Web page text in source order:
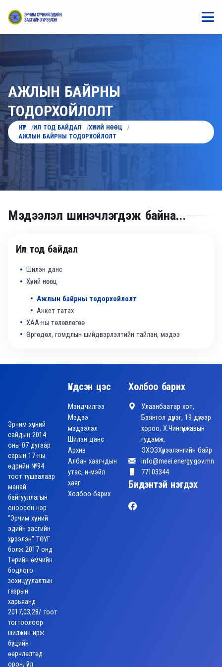
АЖЛЫН БАЙРНЫ
ТОДОРХОЙЛОЛТ
НҮҮР ИЛ ТОД БАЙДАЛ
ХҮНИЙ НӨӨЦ
АЖЛЫН БАЙРНЫ ТОДОРХОЙЛОЛТ
Мэдээлэл шинэчлэгдэж байна...
Ил тод байдал
Шилэн данс
Хүний нөөц
Ажлын байрны тодорхойлолт
Анкет татах
ХАА-ны төлөвлөгөө
Өргөдөл, гомдлын шийдвэрлэлтийн тайлан, мэдээ
Эрчим хүчний
сайдын 2014
оны 07 дугаар
сарын 17-ны
өдрийн №94
тоот тушаалаар
манай
байгууллагын
оноосон нэр
“Эрчим хүчний
эдийн засгийн
хүрээлэн” ТӨҮГ
болж 2017 онд
Төрийн өмчийн
бодлого
зохицуулалтын
газрын
харьяанд
2017,03,28/ тоот
тогтоолоор
шилжин ирж
бүтцийн
өөрчлөлтөд
орон, үйл
Үндсэн цэс
Мэндчилгээ
Мэдээ
мэдээлэл
Шилэн данс
Архив
Албан хаагчдын
утас, и-мэйл
хаяг
Холбоо барих
Холбоо барих
Улаанбаатар хот,
Баянгол дүүрэг, 19 дүгээр
хороо, Х.Чингүнжавын
гудамж,
ЭХЭЗХүрээлэнгийн байр
info@meei.energy.gov.mn
77103344
Бидэнтэй нэгдэх